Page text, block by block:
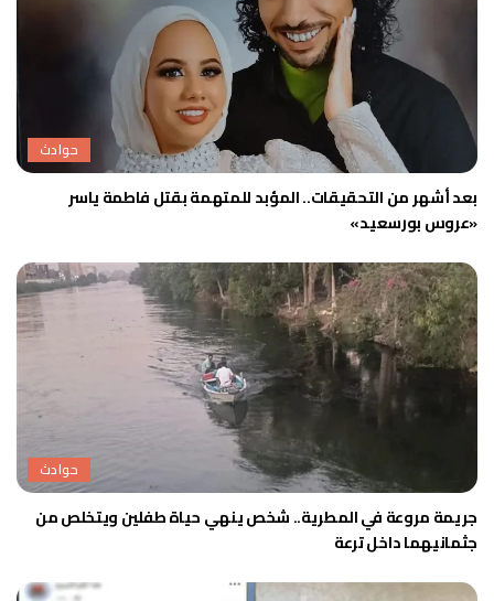
حوادث
بعد أشهر من التحقيقات.. المؤبد للمتهمة بقتل فاطمة ياسر
«عروس بورسعيد»
حوادث
جريمة مروعة في المطرية.. شخص ينهي حياة طفلين ويتخلص من
جثمانيهما داخل ترعة